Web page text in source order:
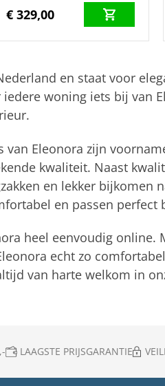
€ 329,00
en staat voor
woning iets bij van
van Eleonora zijn
kwaliteit. Naast
en lekker bijkomen
en passen perfect
heel eenvoudig
echt zo
van harte welkom in
LAAGSTE PRIJSGARANTIE